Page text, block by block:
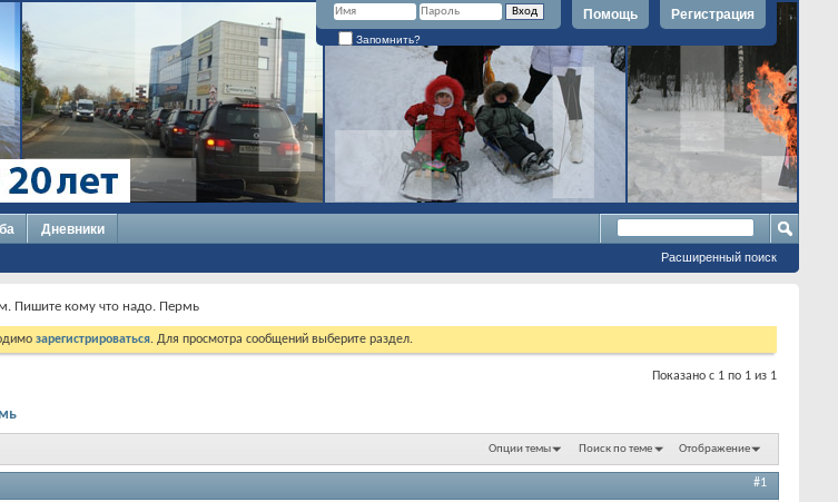
Регистрация
Помощь
Запомнить?
Дневники
Расширенный поиск
Пишите кому что надо. Пермь
зарегистрироваться. Для просмотра сообщений выберите раздел.
Показано с 1 по 1 из 1
Опции темы Поиск по теме Отображение
#1